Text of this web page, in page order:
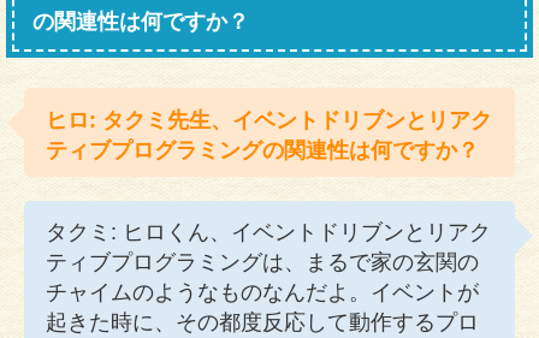
の関連性は何ですか？
ヒロ: タクミ先生、イベントドリブンとリアク
ティブプログラミングの関連性は何ですか？
タクミ: ヒロくん、イベントドリブンとリアク
ティブプログラミングは、まるで家の玄関の
チャイムのようなものなんだよ。イベントが
起きた時に、その都度反応して動作するプロ